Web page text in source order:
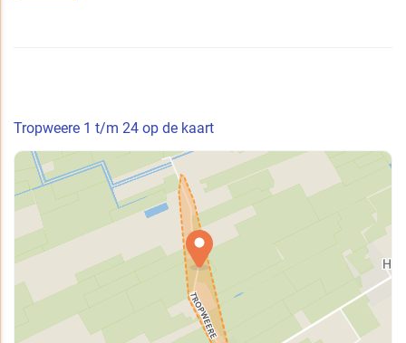
Tropweere 1 t/m 24 op de kaart